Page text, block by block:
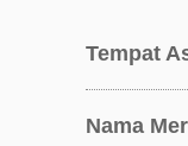
Tempat
Nama